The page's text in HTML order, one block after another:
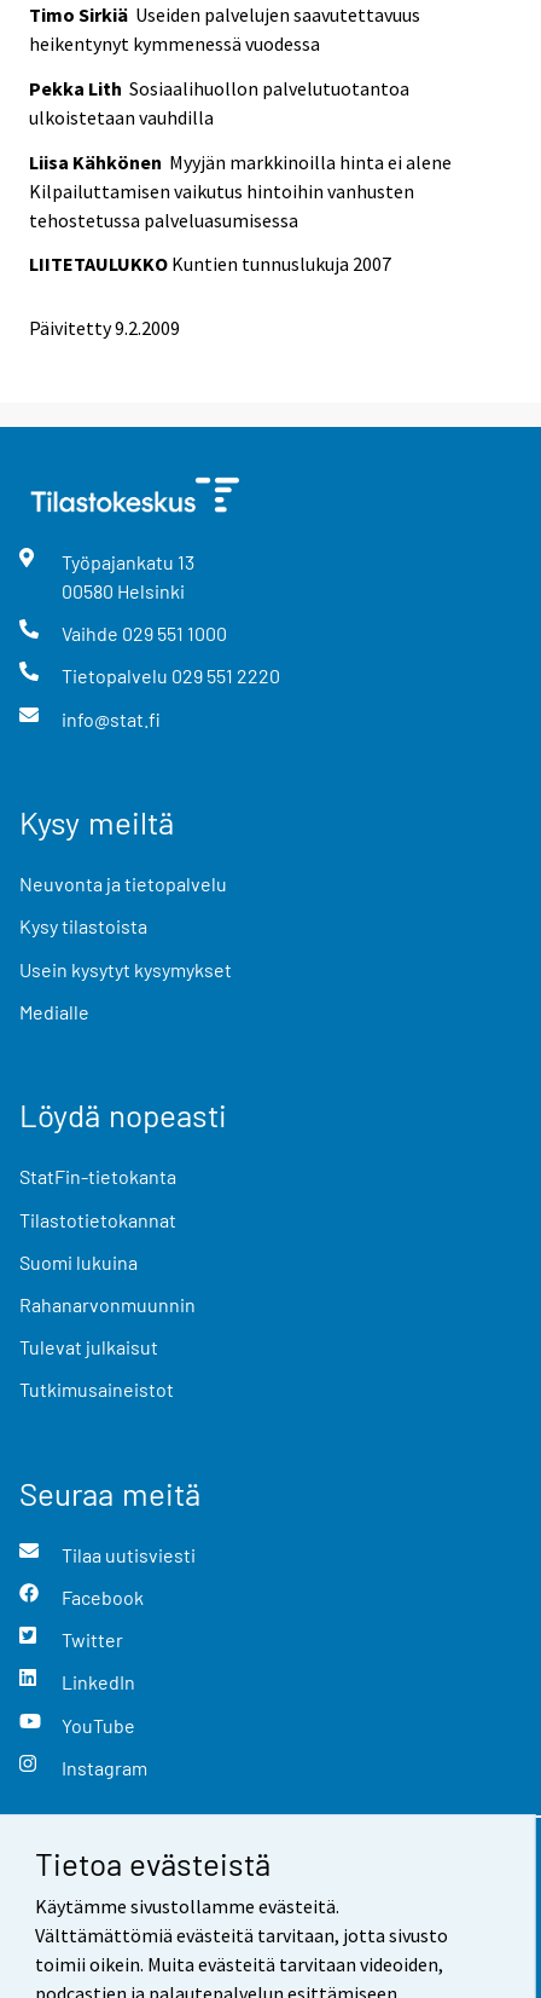
Tietoa evästeistä
Käytämme sivustollamme evästeitä.
Välttämättömiä evästeitä tarvitaan, jotta sivusto
toimii oikein. Muita evästeitä tarvitaan videoiden,
Timo Sirkiä Useiden palvelujen saavutettavuus
heikentynyt kymmenessä vuodessa
Pekka Lith Sosiaalihuollon palvelutuotantoa
ulkoistetaan vauhdilla
Liisa Kähkönen Myyjän markkinoilla hinta ei alene
Kilpailuttamisen vaikutus hintoihin vanhusten
tehostetussa palveluasumisessa
LIITETAULUKKO Kuntien tunnuslukuja 2007
Päivitetty9.2.2009
Työpajankatu 13
00580 Helsinki
Vaihde 029 551 1000
Tietopalvelu 029 551 2220
info@stat.fi
Kysy meiltä
Neuvonta ja tietopalvelu
Kysy tilastoista
Usein kysytyt kysymykset
Medialle
Löydä nopeasti
StatFin-tietokanta
Tilastotietokannat
Suomi lukuina
Rahanarvonmuunnin
Tulevat julkaisut
Tutkimusaineistot
Seuraa meitä
Tilaa uutisviesti
Facebook
Twitter
LinkedIn
YouTube
Instagram
Yhteystiedot
Palaute
Käyttöehdot